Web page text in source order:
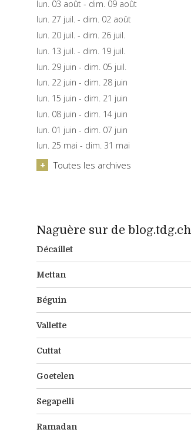
lun. 03 août - dim. 09 août
lun. 27 juil. - dim. 02 août
lun. 20 juil. - dim. 26 juil.
lun. 13 juil. - dim. 19 juil.
lun. 29 juin - dim. 05 juil.
lun. 22 juin - dim. 28 juin
lun. 15 juin - dim. 21 juin
lun. 08 juin - dim. 14 juin
lun. 01 juin - dim. 07 juin
lun. 25 mai - dim. 31 mai
Toutes les archives
Naguère sur de blog.tdg.ch
Décaillet
Mettan
Béguin
Vallette
Cuttat
Goetelen
Segapelli
Ramadan